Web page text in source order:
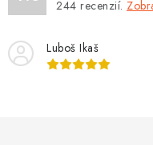
244 recenzií.
Luboš Ikaš